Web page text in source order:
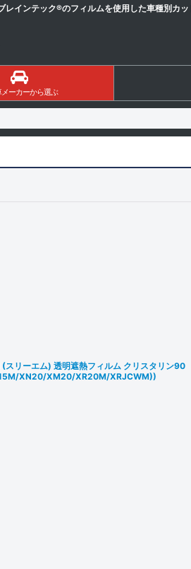
レインテック®のフィルムを使用した車種別カ
メーカーから選ぶ
スリーエム) 透明遮熱フィルム クリスタリン90
XN20/XM20/XR20M/XRJCWM))